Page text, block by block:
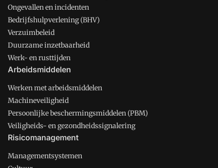
Ongevallen en incidenten
Bedrijfshulpverlening (BHV)
Verzuimbeleid
Duurzame inzetbaarheid
Werk- en rusttijden
Arbeidsmiddelen
Werken met arbeidsmiddelen
Machineveiligheid
Persoonlijke beschermingsmiddelen (PBM)
Veiligheids- en gezondheidssignalering
Risicomanagement
Managementsystemen